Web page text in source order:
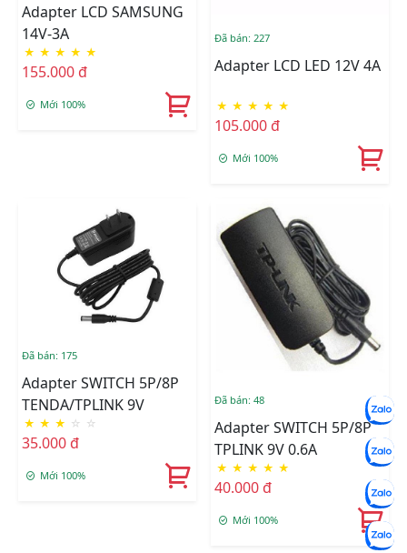
Adapter LCD SAMSUNG
14V-3A
★ ★ ★ ★ ★
155.000 đ
Mới 100%
Đã bán: 227
Adapter LCD LED 12V 4A
★ ★ ★ ★ ★
105.000 đ
Mới 100%
Đã bán: 175
Adapter SWITCH 5P/8P
TENDA/TPLINK 9V
★ ★ ★ ☆ ☆
35.000 đ
Mới 100%
Đã bán: 48
Adapter SWITCH 5P/8P
TPLINK 9V 0.6A
★ ★ ★ ★ ★
40.000 đ
Mới 100%